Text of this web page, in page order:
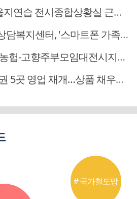
전시종합상황실 근무자 사전교육
센터, '스마트폰 가족치유캠프' 운영
모임대전시지회, 이심점심 중식지원 봉사활동
영업 재개…상품 채우기 ‘속도전’
# 국가철도망